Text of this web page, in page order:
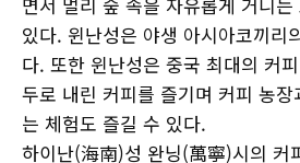
있다. 윈난성은 야생 아시아코끼리
다. 또한 윈난성은 중국 최대의 커
두로 내린 커피를 즐기며 커피 농
는 체험도 즐길 수 있다.
하이난(海南)성 완닝(萬寧)시의 커